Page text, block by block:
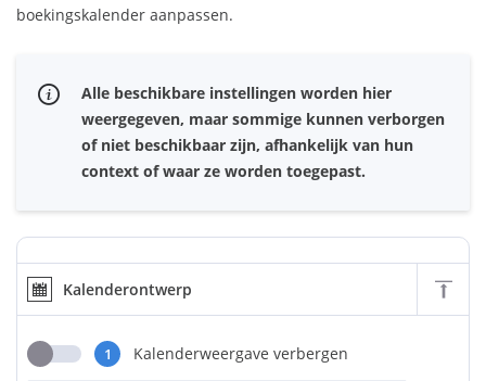
boekingskalender aanpassen.
Alle beschikbare instellingen worden hier
weergegeven, maar sommige kunnen verborgen
of niet beschikbaar zijn, afhankelijk van hun
context of waar ze worden toegepast.
Kalenderontwerp
1 Kalenderweergave verbergen